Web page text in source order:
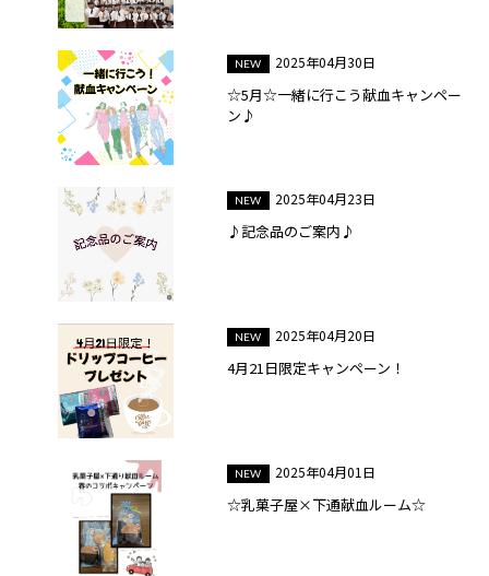
2025年04月30日
☆5月☆一緒に行こう献血キャンペー
ン♪
2025年04月23日
♪記念品のご案内♪
2025年04月20日
4月21日限定キャンペーン！
2025年04月01日
☆乳菓子屋×下通献血ルーム☆